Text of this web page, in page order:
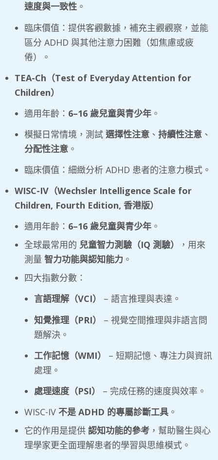
速度與一致性 。
臨床價值：提供客觀數據，補充主觀觀察，並能
區分 ADHD 與其他注意力困難（如焦慮或疲
倦）。
TEA-Ch （Test of Everyday Attention for
Children）
適用年齡： 6–16 歲兒童與青少年 。
模擬日常情境，測試 選擇性注意 、 持續性注意 、
分配性注意 。
臨床價值：細緻分析 ADHD 患者的注意力模式。
WISC-IV （Wechsler Intelligence Scale for
Children, Fourth Edition, 香港版）
適用年齡： 6–16 歲兒童與青少年 。
全球最常用的 兒童智力測驗（IQ 測驗）
，用來
測量 智力功能與認知能力 。
四大指數分數：
言語理解（VCI）
– 語言推理與表達。
知覺推理（PRI）
– 視覺空間推理與非語言問
題解決。
工作記憶（WMI）
– 短期記憶、專注力與資訊
處理。
處理速度（PSI）
– 完成任務的速度與效率。
WISC-IV 不是ADHD 的專屬診斷工具 。
它的作用是提供 認知功能的參考 ，幫助醫生與心
理學家更全面理解患者的學習與思維模式。